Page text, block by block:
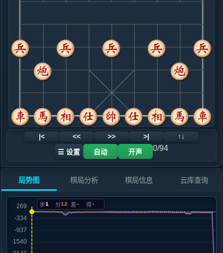
8. 车二退二
黑+5
炮五平六
.....砲２进１
黑+6
9. 马七进六
黑+87
车二进二
.....马７进８
10. 车二平四
黑+91
车二平五
.....马８进７
黑+7
砲８平７
黑+37
炮五平七
.....砲８平６
黑+16
砲８平７
12. 车四进二
黑+18
黑+8
黑+11
.....车１平２
黑+13
14. 车九平八
黑+11
.....车８进５
黑+2
车２进３
15. 马六进七
黑+4
.....车８平３
16. 马七退五
.....车３平２
|< << >> >| ↑↓
☰ 设置 自动 开声 0/94
局势图 棋局分析 棋局信息 云库查询
步1 分12 差- 得-